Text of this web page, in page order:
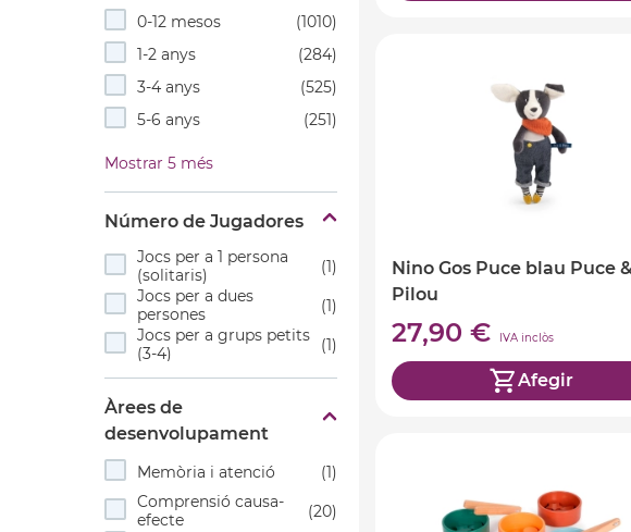
0-12 mesos
(1010)
1-2 anys
(284)
3-4 anys
(525)
5-6 anys
(251)
Mostrar 5 més
Número de Jugadores
Jocs per a 1 persona
(solitaris)
(1)
Jocs per a dues
persones
(1)
Jocs per a grups petits
(3-4)
(1)
Àrees de
desenvolupament
Memòria i atenció
(1)
Comprensió causa-
efecte
(20)
Nino Gos Puce blau Puce &
Pilou
27,90 € IVA inclòs
Afegir